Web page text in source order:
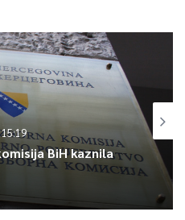
vrata za nove
fokusu razgovora državnih
mogućnostima
ali i kapacitetima i
raspolaže u ovoj oblasti.
bh. tržišta, navodeći da u
100 kompanija koje imaju
BiH kaznila